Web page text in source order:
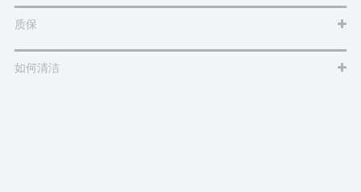
质保
如何清洁